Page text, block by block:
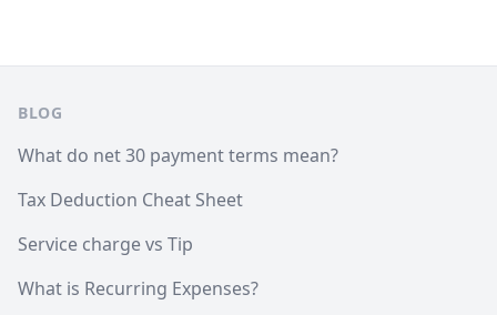
BLOG
What do net 30 payment terms mean?
Tax Deduction Cheat Sheet
Service charge vs Tip
What is Recurring Expenses?